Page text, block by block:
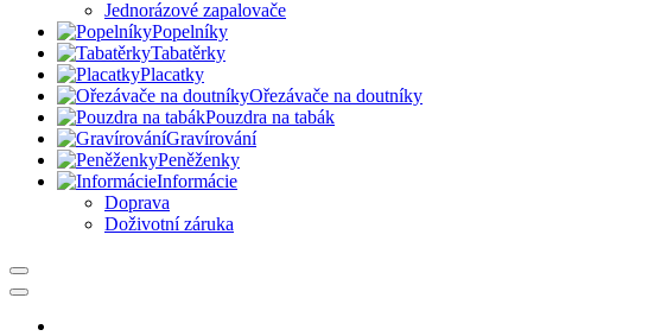
Jednorázové zapalovače
Popelníky
Tabatěrky
Placatky
Ořezávače na doutníky
Pouzdra na tabák
Gravírování
Peněženky
Informácie
Doprava
Doživotní záruka